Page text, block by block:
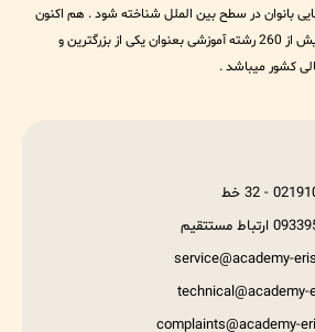
بانوان در سطح بین الملل شناخته شود . هم اکنون
این مجموعه با دارا بودن بیش از 260 رشته آموزشی بعنوان یکی از بزرگترین و
کشور میباشد .